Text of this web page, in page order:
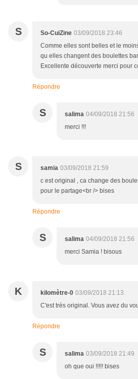
S So-CuiZine 03/09/2018 23:46
Comme elles sont belles et le
qu elles changent des boulettes
Excellente découverte merci pour
Répondre
S salima 04/09/2018 21:56
merci !!!
S samia 03/09/2018 21:59
c est original , ca change des
pour le partage<br /> bises
Répondre
S salima 04/09/2018 21:56
merci Samia ! bisous
K kilomètre-0 03/09/2018 21:13
C'est très original. Vous avez du
Répondre
S salima 03/09/2018 21:49
oh que oui !!!!! bises